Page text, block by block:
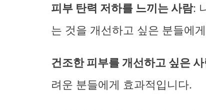
피부 탄력 저하를 느끼는 사람:
는 것을 개선하고 싶은 분들에
건조한 피부를 개선하고 싶은
려운 분들에게 효과적입니다.